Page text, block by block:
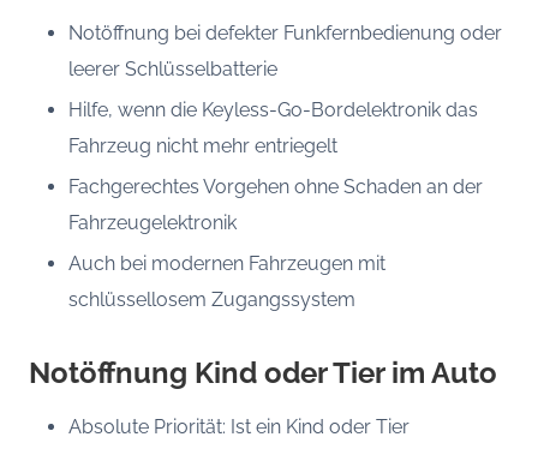
Notöffnung bei defekter Funkfernbedienung oder
leerer Schlüsselbatterie
Hilfe, wenn die Keyless-Go-Bordelektronik das
Fahrzeug nicht mehr entriegelt
Fachgerechtes Vorgehen ohne Schaden an der
Fahrzeugelektronik
Auch bei modernen Fahrzeugen mit
schlüssellosem Zugangssystem
Notöffnung Kind oder Tier im Auto
Absolute Priorität: Ist ein Kind oder Tier